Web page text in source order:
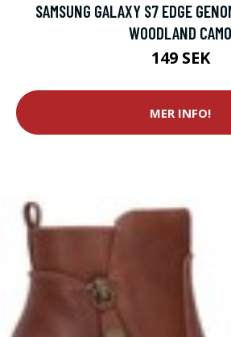
SAMSUNG GALAXY S7 EDGE
WOODLAND CAMO
149 SEK
MER INFO!